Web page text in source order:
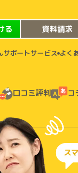
る 資料請求
サポートサービス よく
口コミ評判 コ